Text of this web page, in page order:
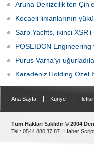
Aruna Denizcilik’ten
Kocaeli limanlarının
Sarp Yachts, ikinci
POSEIDON
Purus Varna’yı
Karadeniz Holding Özel
Ana Sayfa Künye
Tüm Hakları Saklıdır © 2004
Tel : 0544 880 87 87 | Haber